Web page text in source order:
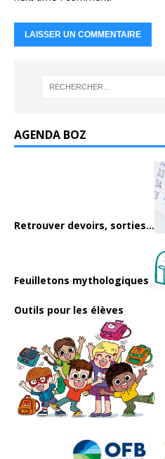
AGENDA BOZ
Retrouver devoirs, sorties...
Feuilletons mythologiques
Outils pour les élèves